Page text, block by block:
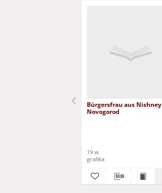
Bürgersfrau aus Nishney
Novogorod
19 w.
grafika